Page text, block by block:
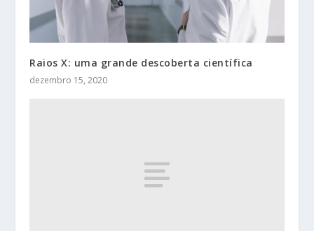
Raios X: uma grande descoberta científica
dezembro 15, 2020